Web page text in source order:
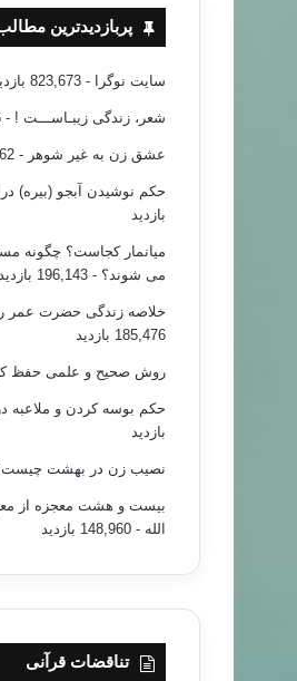
پربازدیدترین
سایت نوگرا - 823,673 بازدید
شعر، زندگی زیبـاســـت ! - 485,306 بازدید
عشق زن به غیر شوهر - 280,262 بازدید
حکم نوشیدن آبجو (بیره)
بازدید
میانمار کجاست؟ چگونه
می شوند؟ - 196,143 بازدید
خلاصه زندگی حضرت عمر
185,476 بازدید
روش صحیح و علمی حفظ
حکم بوسه کردن و ملاعبه
بازدید
نصیب زن در بهشت
بیست و هشت معجزه از
الله - 148,960 بازدید
تناقضات قرآنی